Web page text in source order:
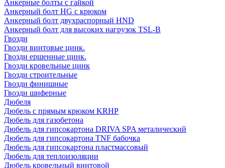
Анкерные болты с гайкой
Анкерный болт HG с крюком
Анкерный болт двухраспорный HND
Анкерный болт для высоких нагрузок TSL-B
Гвозди
Гвозди винтовые цинк.
Гвозди ершенные цинк.
Гвозди кровельные цинк
Гвозди строительные
Гвозди финишные
Гвозди шиферные
Дюбеля
Дюбель с прямым крюком KRHP
Дюбель для газобетона
Дюбель для гипсокартона DRIVA SPA металический
Дюбель для гипсокартона TNF бабочка
Дюбель для гипсокартона пластмассовый
Дюбель для теплоизоляции
Дюбель кровельный винтовой